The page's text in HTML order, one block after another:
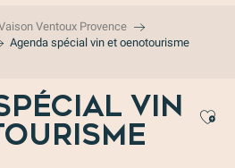
Ventoux Provence
Agenda spécial vin et oenotourisme
VIN